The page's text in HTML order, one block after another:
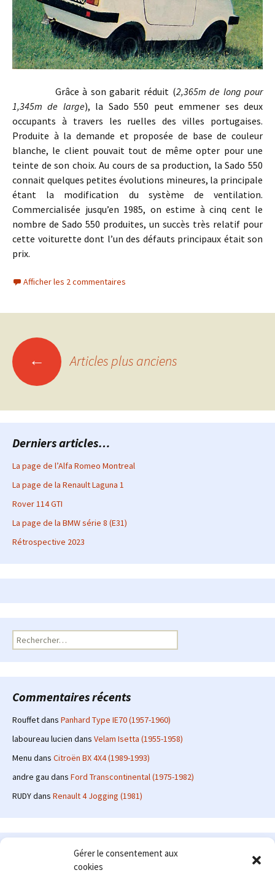
Gérer le consentement aux
cookies
Grâce à son gabarit réduit (2,365m de long pour
1,345m de large), la Sado 550 peut emmener ses deux
occupants à travers les ruelles des villes portugaises.
Produite à la demande et proposée de base de couleur
blanche, le client pouvait tout de même opter pour une
teinte de son choix. Au cours de sa production, la Sado 550
connait quelques petites évolutions mineures, la principale
étant la modification du système de ventilation.
Commercialisée jusqu’en 1985, on estime à cinq cent le
nombre de Sado 550 produites, un succès très relatif pour
cette voiturette dont l’un des défauts principaux était son
prix.
Afficher les 2 commentaires
Navigation
des
articles
← Articles plus anciens
Derniers articles…
La page de l’Alfa Romeo Montreal
La page de la Renault Laguna 1
Rover 114 GTI
La page de la BMW série 8 (E31)
Rétrospective 2023
Rechercher :
Commentaires récents
Rouffetdans Panhard Type IE70 (1957-1960)
laboureau lucien dans Velam Isetta (1955-1958)
Menu dans Citroën BX 4X4 (1989-1993)
andre gau dans Ford Transcontinental (1975-1982)
RUDYdans Renault 4 Jogging (1981)
Le site en quelques mots
: passionné d'automobile ancienne depuis de